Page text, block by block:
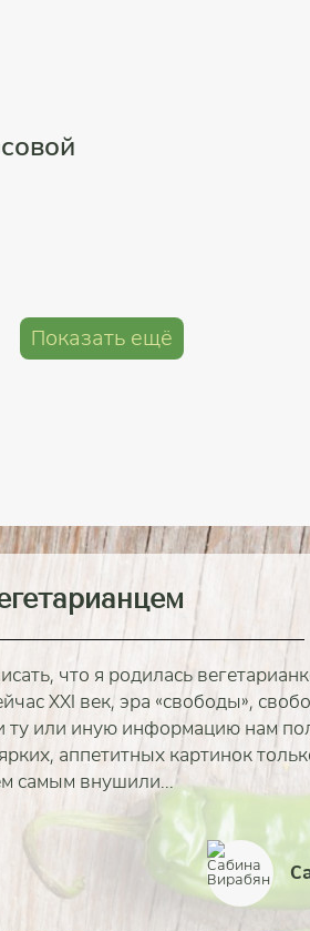
Показать ещё
что я родилась
XXI век, эра «свободы»,
ту или иную информацию нам
аппетитных картинок
самым внушили...